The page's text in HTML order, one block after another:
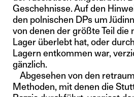
Geschehnisse. Auf den
den polnischen DPs um
von denen der größte Teil die
Lager überlebt hat, oder
Lagern entkommen war,
gänzlich.
Abgesehen von den
Methoden, mit denen die